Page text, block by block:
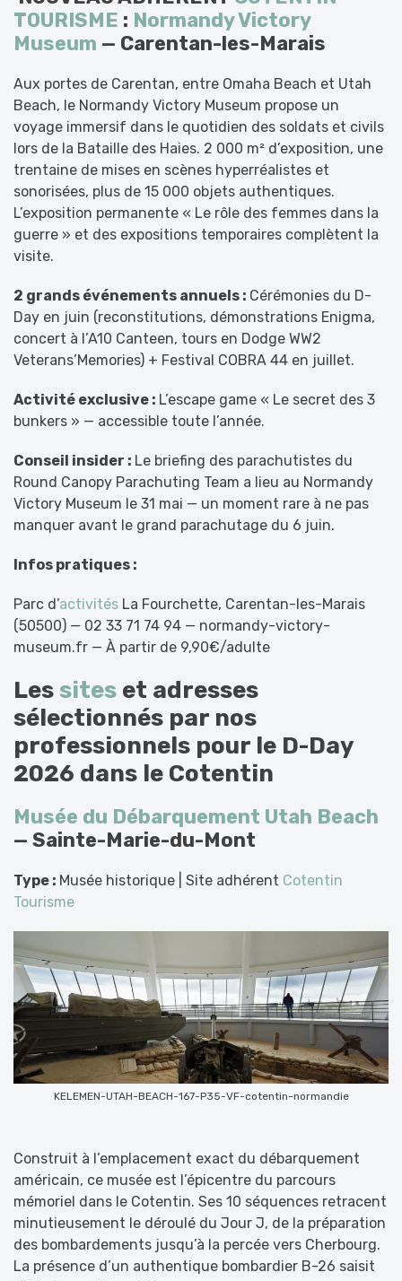
TOURISME : Normandy Victory
Museum — Carentan-les-Marais
Aux portes de Carentan, entre Omaha Beach et Utah
Beach, le Normandy Victory Museum propose un
voyage immersif dans le quotidien des soldats et civils
lors de la Bataille des Haies. 2 000 m² d’exposition, une
trentaine de mises en scènes hyperréalistes et
sonorisées, plus de 15 000 objets authentiques.
L’exposition permanente « Le rôle des femmes dans la
guerre » et des expositions temporaires complètent la
visite.
2 grands événements annuels : Cérémonies du D-
Day en juin (reconstitutions, démonstrations Enigma,
concert à l’A10 Canteen, tours en Dodge WW2
Veterans’Memories) + Festival COBRA 44 en juillet.
Activité exclusive : L’escape game « Le secret des 3
bunkers » — accessible toute l’année.
Conseil insider : Le briefing des parachutistes du
Round Canopy Parachuting Team a lieu au Normandy
Victory Museum le 31 mai — un moment rare à ne pas
manquer avant le grand parachutage du 6 juin.
Infos pratiques :
Parc d’activités La Fourchette, Carentan-les-Marais
(50500) — 02 33 71 74 94 — normandy-victory-
museum.fr — À partir de 9,90€/adulte
Lessites et adresses
sélectionnés par nos
professionnels pour le D-Day
2026 dans le Cotentin
Musée du Débarquement Utah Beach
— Sainte-Marie-du-Mont
Type : Musée historique | Site adhérent Cotentin
Tourisme
KELEMEN-UTAH-BEACH-167-P35-VF-cotentin-normandie
Construit à l’emplacement exact du débarquement
américain, ce musée est l’épicentre du parcours
mémoriel dans le Cotentin. Ses 10 séquences retracent
minutieusement le déroulé du Jour J, de la préparation
des bombardements jusqu’à la percée vers Cherbourg.
La présence d’un authentique bombardier B-26 saisit